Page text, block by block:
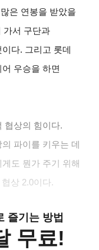
은 연봉을 받았을
가서 구단과
이다. 그리고 롯데
우승을 하면
협상의 힘이다.
파이를 키우는 데
도 뭔가 주기 위해
협상 2.0이다.
즐기는 방법
무료!